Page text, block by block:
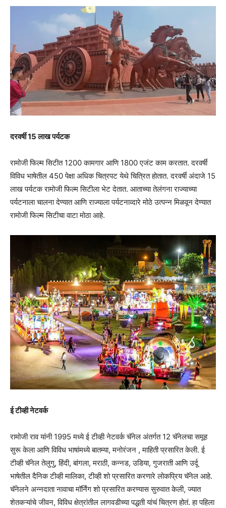
दरवर्षी 15 लाख पर्यटक
रामोजी फिल्म सिटीत 1200 कामगार आणि 1800 एजंट काम करतात. दरवर्षी
विविध भाषेतील 450 पेक्षा अधिक चित्रपट येथे चित्रित होतात. दरवर्षी अंदाजे 15
लाख पर्यटक रामोजी फिल्म सिटीला भेट देतात. आताच्या तेलंगना राज्याच्या
पर्यटनाला चालना देण्यात आणि राज्याला पर्यटनाव्दारे मोठे उत्पन्न मिळवून देण्यात
रामोजी फिल्म सिटीचा वाटा मोठा आहे.
ई टीव्ही नेटवर्क
रामोजी राव यांनी 1995 मध्ये ई टीव्ही नेटवर्क चॅनेल अंतर्गत 12 चॅनेलचा समूह
सुरू केला आणि विविध भाषांमध्ये बातम्या, मनोरंजन , माहिती प्रसारित केली. ई
टीव्ही चॅनेल तेलुगु, हिंदी, बांगला, मराठी, कन्नड, उडिया, गुजराती आणि उर्दू
भाषेतील दैनिक टीव्ही मालिका, टीव्ही शो प्रसारित करणारे लोकप्रिय चॅनेल आहे.
चॅनेलने अन्नदाता नावाचा मॉर्निंग शो प्रसारित करण्यास सुरुवात केली, ज्यात
शेतकऱ्यांचे जीवन, विविध क्षेत्रांतील लागवडीच्या पद्धती यांचं चित्रण होतं. हा पहिला